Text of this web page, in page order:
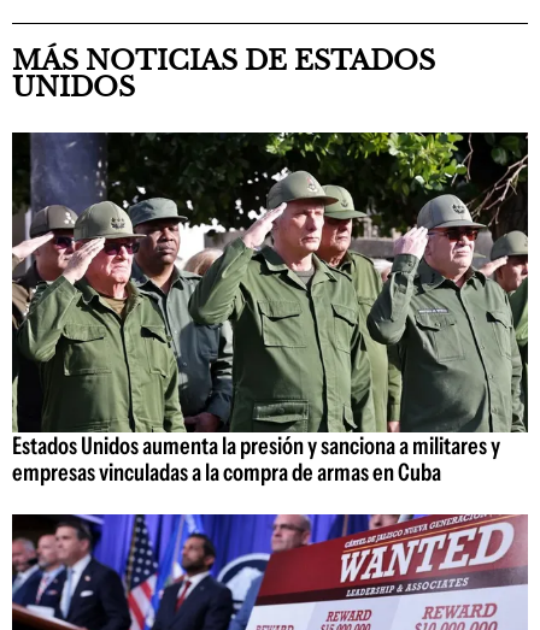
MÁS NOTICIAS DE ESTADOS
UNIDOS
Estados Unidos aumenta la presión y sanciona a militares y
empresas vinculadas a la compra de armas en Cuba